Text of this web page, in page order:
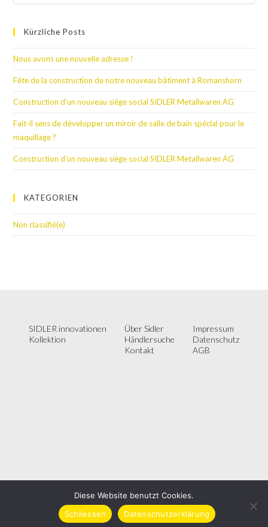
Kürzliche Posts
Nous avons une nouvelle adresse !
Fête de la construction de notre nouveau bâtiment à Romanshorn
Construction d’un nouveau siège social SIDLER Metallwaren AG
Fait-il sens de développer un miroir de salle de bain spécial pour le
maquillage ?
Construction d’un nouveau siège social SIDLER Metallwaren AG
KATEGORIEN
Non classifié(e)
SIDLER innovationen
Kollektion
Über Sidler
Händlersuche
Kontakt
Impressum
Datenschutz
AGB
SIDLER Metallwaren AG | Hofstrasse 42, CH-8590 Romanshorn | Telefon:
+41 (0) 71 466 90 10 | E-Mail: info@sidler.swiss
Diese Website benutzt Cookies.
Schliessen
Datenschutzerklärung